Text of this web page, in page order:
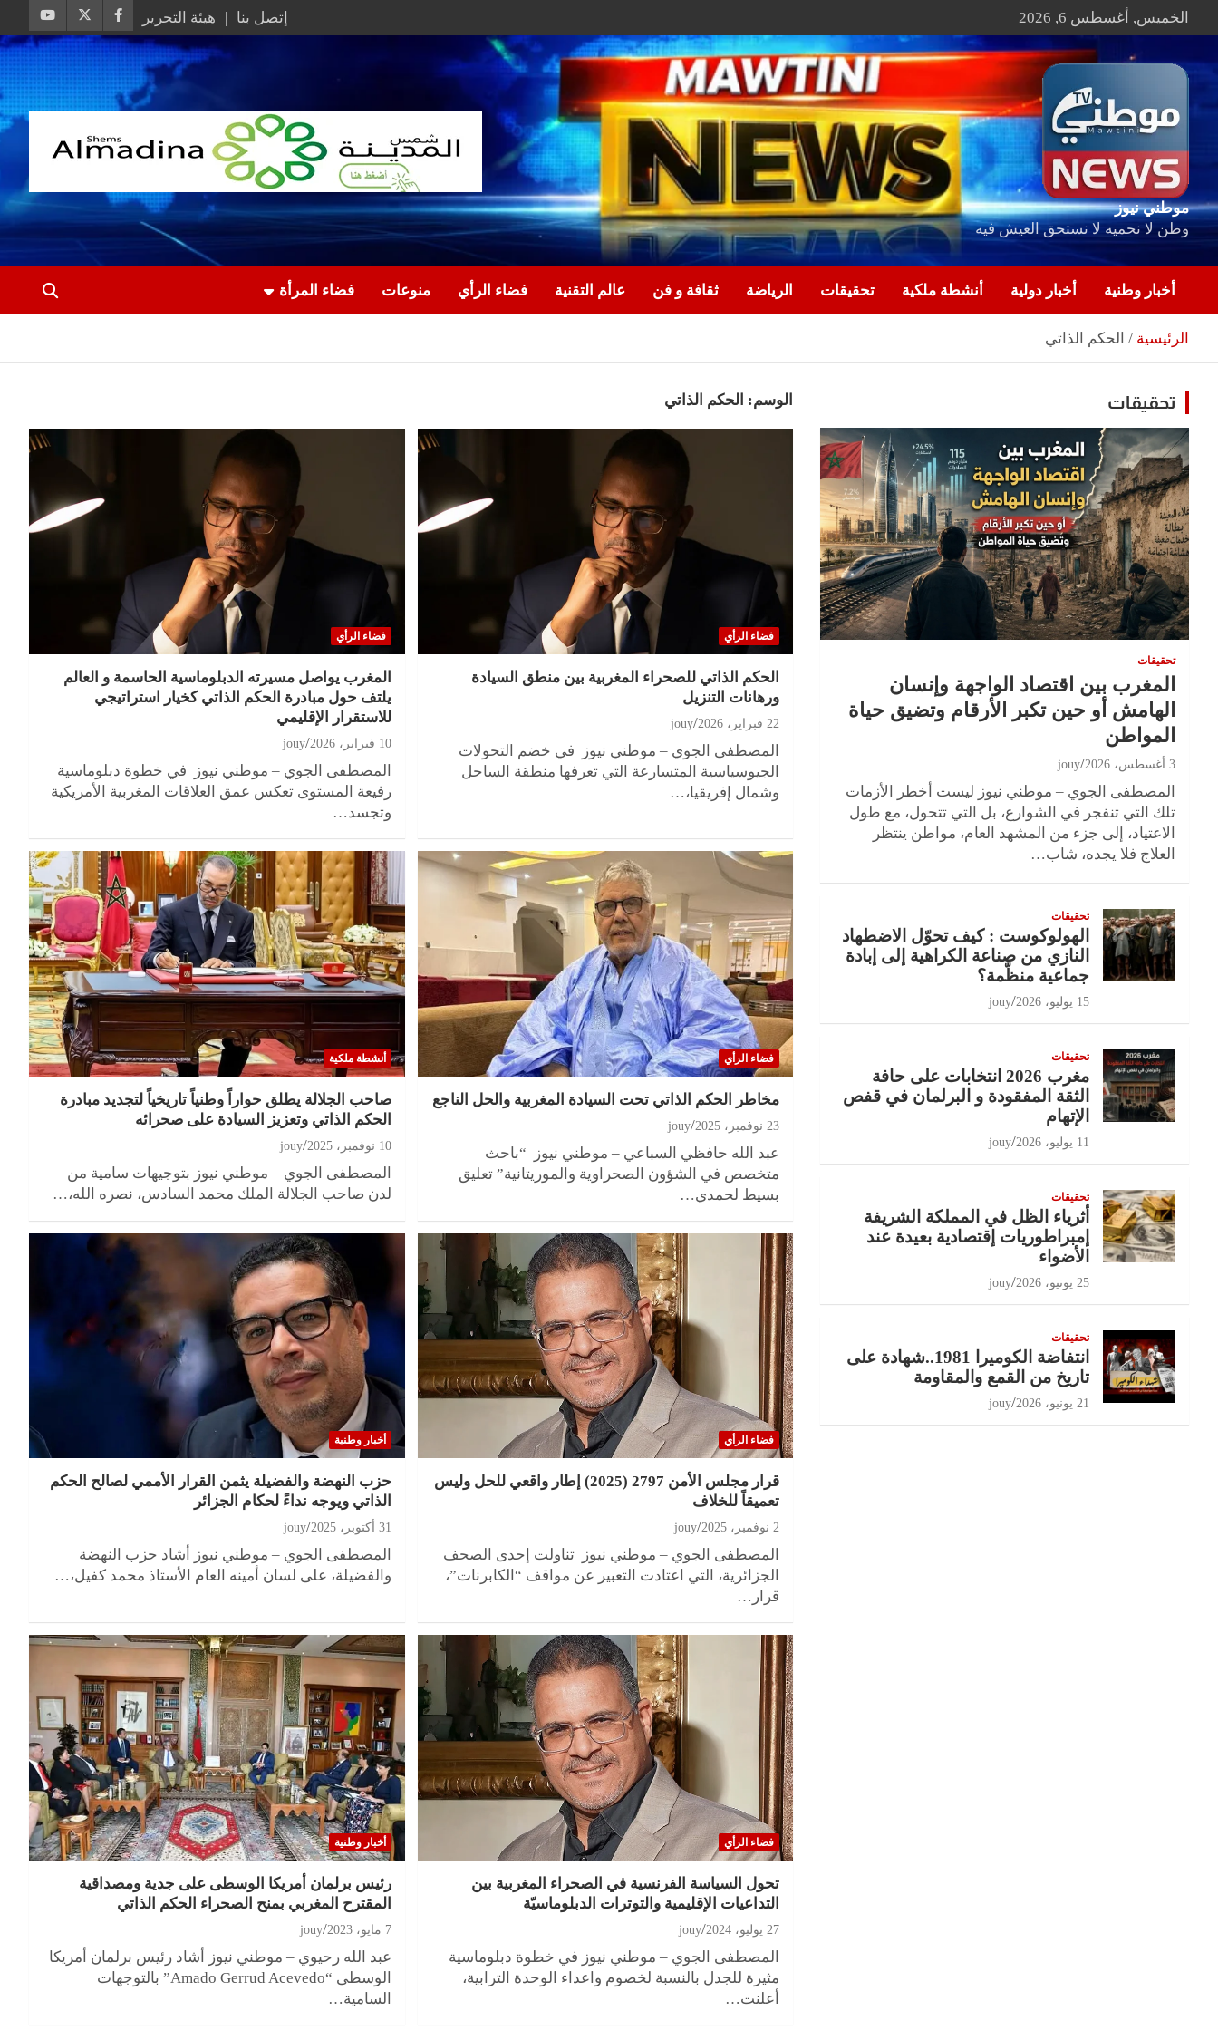
الخميس, أغسطس 6, 2026 إتصل بنا هيئة التحرير
موطني نيوز
وطن لا نحميه لا نستحق العيش فيه
أخبار وطنية أخبار دولية أنشطة ملكية تحقيقات الرياضة ثقافة و فن عالم التقنية فضاء الرأي منوعات فضاء المرأة
الرئيسية الحكم الذاتي
الوسم: الحكم الذاتي
فضاء الرأي
الحكم الذاتي للصحراء المغربية بين منطق السيادة
ورهانات التنزيل
22 فبراير، 2026 jouy
المصطفى الجوي – موطني نيوز في خضم التحولات
الجيوسياسية المتسارعة التي تعرفها منطقة الساحل
وشمال إفريقيا،…
فضاء الرأي
المغرب يواصل مسيرته الدبلوماسية الحاسمة و العالم
يلتف حول مبادرة الحكم الذاتي كخيار استراتيجي
للاستقرار الإقليمي
10 فبراير، 2026 jouy
المصطفى الجوي – موطني نيوز في خطوة دبلوماسية
رفيعة المستوى تعكس عمق العلاقات المغربية الأمريكية
وتجسد…
فضاء الرأي
مخاطر الحكم الذاتي تحت السيادة المغربية والحل الناجع
23 نوفمبر، 2025 jouy
عبد الله حافظي السباعي – موطني نيوز “باحث
متخصص في الشؤون الصحراوية والموريتانية” تعليق
بسيط لحمدي…
أنشطة ملكية
صاحب الجلالة يطلق حواراً وطنياً تاريخياً لتجديد مبادرة
الحكم الذاتي وتعزيز السيادة على صحرائه
10 نوفمبر، 2025 jouy
المصطفى الجوي – موطني نيوز بتوجيهات سامية من
لدن صاحب الجلالة الملك محمد السادس، نصره الله،…
فضاء الرأي
قرار مجلس الأمن 2797 (2025) إطار واقعي للحل وليس
تعميقاً للخلاف
2 نوفمبر، 2025 jouy
المصطفى الجوي – موطني نيوز تناولت إحدى الصحف
الجزائرية، التي اعتادت التعبير عن مواقف “الكابرنات”،
قرار…
أخبار وطنية
حزب النهضة والفضيلة يثمن القرار الأممي لصالح الحكم
الذاتي ويوجه نداءً لحكام الجزائر
31 أكتوبر، 2025 jouy
المصطفى الجوي – موطني نيوز أشاد حزب النهضة
والفضيلة، على لسان أمينه العام الأستاذ محمد كفيل،…
فضاء الرأي
تحول السياسة الفرنسية في الصحراء المغربية بين
التداعيات الإقليمية والتوترات الدبلوماسيّة
27 يوليو، 2024 jouy
المصطفى الجوي – موطني نيوز في خطوة دبلوماسية
مثيرة للجدل بالنسبة لخصوم واعداء الوحدة الترابية،
أعلنت…
أخبار وطنية
رئيس برلمان أمريكا الوسطى على جدية ومصداقية
المقترح المغربي بمنح الصحراء الحكم الذاتي
7 مايو، 2023 jouy
عبد الله رحيوي – موطني نيوز أشاد رئيس برلمان أمريكا
الوسطى “Amado Gerrud Acevedo” بالتوجهات
السامية…
تحقيقات
تحقيقات
المغرب بين اقتصاد الواجهة وإنسان
الهامش أو حين تكبر الأرقام وتضيق حياة
المواطن
3 أغسطس، 2026 jouy
المصطفى الجوي – موطني نيوز ليست أخطر الأزمات
تلك التي تنفجر في الشوارع، بل التي تتحول، مع طول
الاعتياد، إلى جزء من المشهد العام، مواطن ينتظر
العلاج فلا يجده، شاب…
تحقيقات
الهولوكوست : كيف تحوّل الاضطهاد
النازي من صناعة الكراهية إلى إبادة
جماعية منظّمة؟
15 يوليو، 2026 jouy
تحقيقات
مغرب 2026 انتخابات على حافة
الثقة المفقودة و البرلمان في قفص
الإتهام
11 يوليو، 2026 jouy
تحقيقات
أثرياء الظل في المملكة الشريفة
إمبراطوريات إقتصادية بعيدة عند
الأضواء
25 يونيو، 2026 jouy
تحقيقات
انتفاضة الكوميرا 1981..شهادة على
تاريخ من القمع والمقاومة
21 يونيو، 2026 jouy